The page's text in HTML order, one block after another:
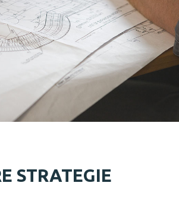
STRATEGIE